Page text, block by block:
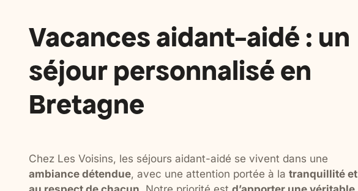
Vacances aidant-aidé : un
séjour personnalisé en
Bretagne
Chez Les Voisins, les séjours aidant-aidé se vivent dans une
ambiance détendue, avec une attention portée à la tranquillité et